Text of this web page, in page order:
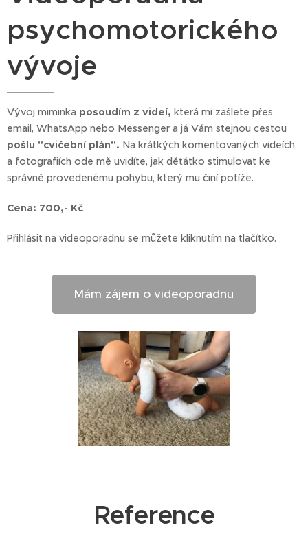
psychomotorického
vývoje
Vývoj miminka posoudím z videí, která mi zašlete přes
email, WhatsApp nebo Messenger a já Vám stejnou cestou
pošlu "cvičební plán". Na krátkých komentovaných videích
a fotografiích ode mě uvidíte, jak děťátko stimulovat ke
správně provedenému pohybu, který mu činí potíže.
Cena: 700,- Kč
Přihlásit na videoporadnu se můžete kliknutím na tlačítko.
Mám zájem o videoporadnu
Reference